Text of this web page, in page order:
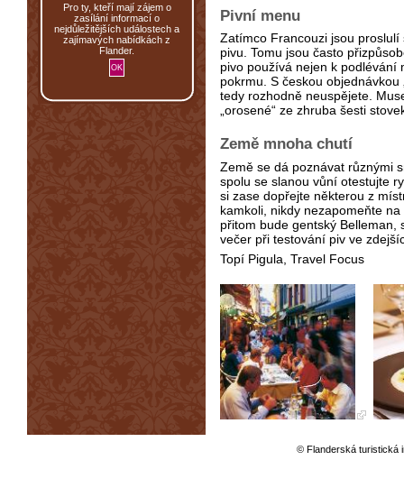
Pro ty, kteří mají zájem o
zasílání informací o
nejdůležitějších událostech a
zajímavých nabídkách z
Flander.
Pivní menu
Zatímco Francouzi jsou
pivu. Tomu jsou často
pivo používá nejen k podlévání
pokrmu. S českou
tedy rozhodně neuspějete.
„orosené“ ze zhruba šesti
Země mnoha chutí
Země se dá poznávat různými
spolu se slanou vůní otestujte
si zase dopřejte některou z
kamkoli, nikdy nezapomeňte
přitom bude gentský Belleman,
večer při testování piv ve
Topí Pigula, Travel Focus
© Flanderská turistická